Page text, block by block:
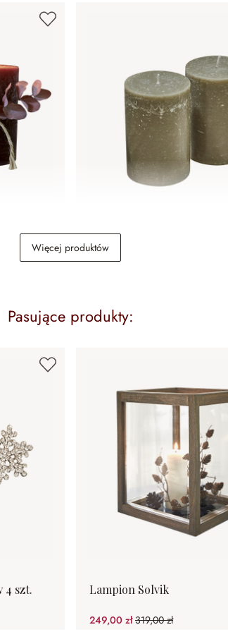
Świeca, zestaw 2 szt.
Więcej produktów
Pasujące produkty:
4 szt.
Lampion Solvik
249,00 zł319,00 zł
(21.94%spared)